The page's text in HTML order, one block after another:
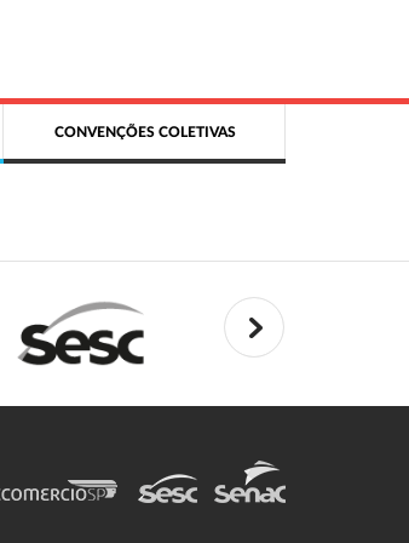
CONVENÇÕES COLETIVAS